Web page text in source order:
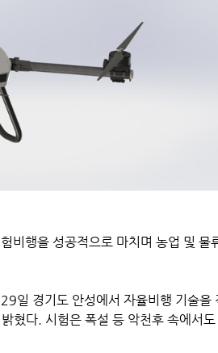
비행을 성공적으로 마치며 농업 및 물
일 경기도 안성에서 자율비행 기술을
혔다. 시험은 폭설 등 악천후 속에서